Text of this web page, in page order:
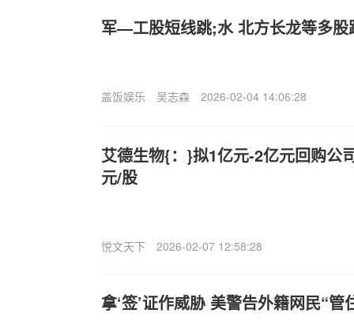
军—工股短线跳;水 北方长龙等多股
盖饭娱乐 吴志森 2026-02-04 14:06:28
艾德生物{：}拟1亿元-2亿元回购公
元/股
悦文天下 2026-02-07 12:58:28
拿‘签’证作威胁 美警告外籍网民“管